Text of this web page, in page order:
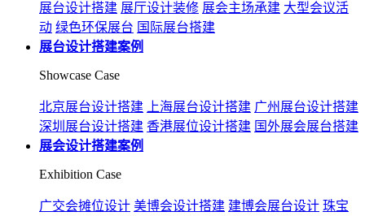
展台设计搭建 展厅设计装修 展会主场承建 大型会议活
动 绿色环保展台 国际展台搭建
展台设计搭建案例
Showcase Case
北京展台设计搭建 上海展台设计搭建 广州展台设计搭建
深圳展台设计搭建 香港展位设计搭建 国外展会展台搭建
展会设计搭建案例
Exhibition Case
广交会摊位设计 美博会设计搭建 建博会展台设计 珠宝